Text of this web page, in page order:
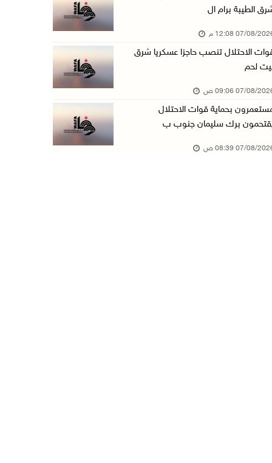
الطقس: أجواء صافية صيفية والحرارة حول معدلها ...
تواصل انتهاكات الاحتلال والمستعمرين: اعتقالات ...
06/آب/2026 11:14 م
الطيبة برام ال
08/2026 12:08 م
الاحتلال تنصب حاجزا عسكريا شرق
لحم
08/2026 09:06 ص
بحماية قوات الاحتلال
برك سليمان جنوب ب
08/2026 08:39 ص